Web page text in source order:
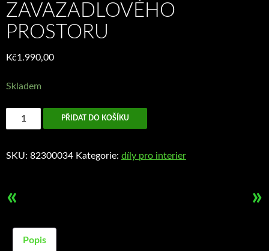
ZAVAZADLOVÉHO
PROSTORU
Kč1.990,00
Skladem
Ochrana
zavazadlového
množství
PŘIDAT DO KOŠÍKU
SKU: 82300034 Kategorie: díly pro interier
« »
Popis